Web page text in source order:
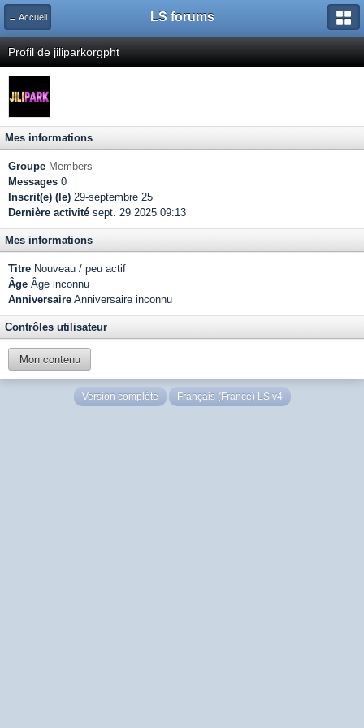
← Accueil LS forums
Profil de jiliparkorgpht
Mes informations
Groupe Members
Messages 0
Inscrit(e) (le) 29-septembre 25
Dernière activité sept. 29 2025 09:13
Mes informations
Titre Nouveau / peu actif
Âge Âge inconnu
Anniversaire Anniversaire inconnu
Contrôles utilisateur
Mon contenu
Version complète Français (France) LS v4